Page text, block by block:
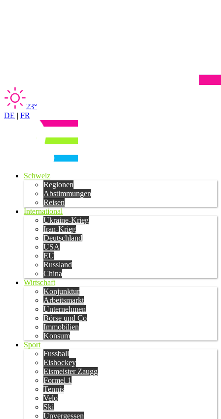
23°
DE | FR
Schweiz
Regionen
Abstimmungen
Reisen
International
Ukraine-Krieg
Iran-Krieg
Deutschland
USA
EU
Russland
China
Wirtschaft
Konjunktur
Arbeitsmarkt
Unternehmen
Börse und Co
Immobilien
Konsum
Sport
Fussball
Eishockey
Eismeister Zaugg
Formel 1
Tennis
Velo
Ski
Unvergessen